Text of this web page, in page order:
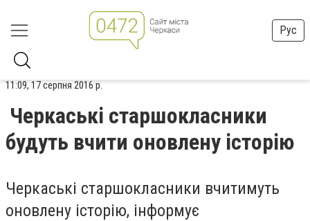
Рус
11:09, 17 серпня 2016 р.
Черкаські старшокласники
будуть вчити оновлену історію
Черкаські старшокласники вчитимуть
оновлену історію, інформує